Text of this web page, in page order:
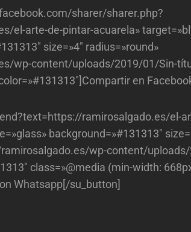
sharer/sharer.php?
el-arte-de-pintar-acuarela»
size=»4″ radius=»round»
wp-content/uploads/2019/01/Sin-
en
ramirosalgado.es/el-
background=»#131313″
ramirosalgado.es/wp-content/
class=»@media (min-width:
Whatsapp[/su_button]